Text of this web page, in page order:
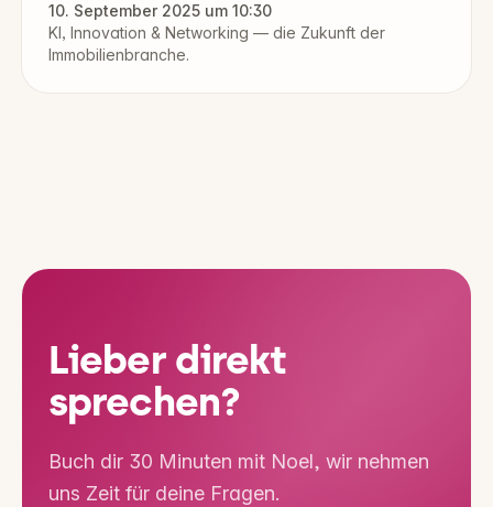
10. September 2025 um 10:30
KI, Innovation & Networking — die Zukunft der
Immobilienbranche.
Lieber direkt
sprechen?
Buch dir 30 Minuten mit Noel, wir nehmen
uns Zeit für deine Fragen.